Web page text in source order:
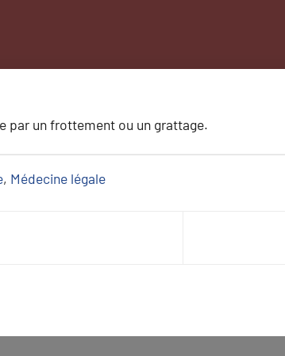
par un frottement ou un grattage.
, Médecine légale